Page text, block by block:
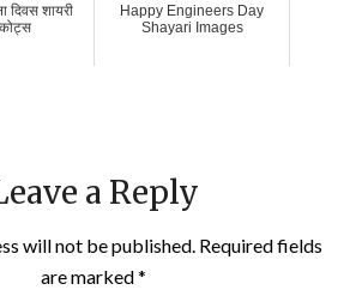
दिवस शायरी
Happy Engineers Day
Shayari Images
a Reply
will not be published. Required fields
are marked*